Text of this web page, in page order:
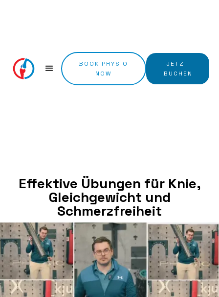
BOOK PHYSIO
NOW
JETZT
BUCHEN
Effektive Übungen für Knie,
Gleichgewicht und
Schmerzfreiheit